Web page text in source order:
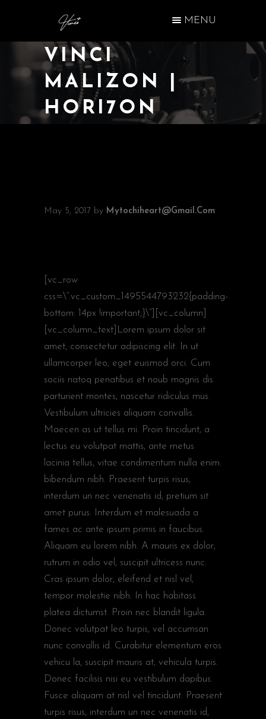
MENU
VINCI
MALIZON |
HORI7ON
May 5, 2017 by Mytochiheart@gmail.com
[vc_row
css=\”.vc_custom_1495544793232{padding-
bottom: 14px !important;}\”][vc_column]
[vc_column_text]Lorem ipsum dolor sit
amet, consectetur adipiscing elit. In ut
ullamcorper leo, eget euismod orci. Cum
sociis natoq penatibus et noub magnis dis
parturient montes, nascetur ridiculus mus.
Vestibulum ultricies aliquam convallis.
Maecen as ut tellus mi. Proin tincidunt, a
lectus eu volutpat mattis, ante metus
lacinia tellus, vitae condimentum nulla enim.
bibendum nibh. Praesent turpis risus,
interdum un nec venenatis id, pretium sit
amet purus. Interdum et malesuada a
fames ac ante ipsum primis in faucibus.
Aliquam eu lorem nibh. A mauris ex dolor,
rutrum in odio vel, suscipit ultricess nunc.
Cras ipsum dolor, eleifend et nisl vel,
tempor molestie nibh. In hac habitass
platea dictumst. Proin nec blandit ligula.
Donec volutpat leo turpis, vel accumsan
nunc convallis id. Curabitur elementum eros
vehicu la, suscipit mauris at, vehicula turpis.
Donec facilisis nisi eu vestibulum dapibus.
Fusce aliquam at nisl vel tincidunt. Praesent
turpis risus, interdum un nec venenatis id,